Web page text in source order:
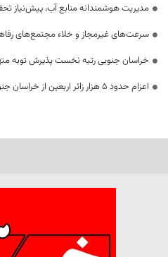
مدیریت هوشمندانه منابع آب، پیش‌نیاز
سرعت‌های غیرمجاز و خلاء مجتمع‌های
خراسان جنوبی رتبه نخست پذیرش توبه
اعزام حدود 5 هزار زائر اربعین از خراسان جنوبی؛ بازگشت‌ها آغاز شد